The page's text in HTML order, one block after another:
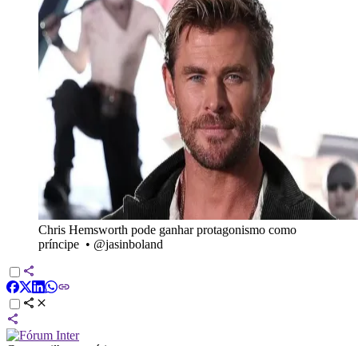
Chris Hemsworth pode ganhar protagonismo como
príncipe • @jasinboland